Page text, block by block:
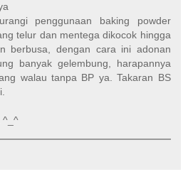
penggunaan baking powder
telur dan mentega dikocok hingga
berbusa, dengan cara ini adonan
banyak gelembung, harapannya
walau tanpa BP ya. Takaran BS
^_^